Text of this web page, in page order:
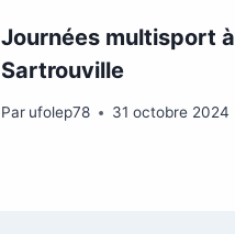
Journées multisport à
Sartrouville
Par ufolep78 31 octobre 2024